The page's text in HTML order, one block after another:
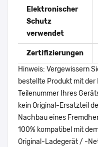
Elektronischer
Schutz
verwendet
Zertifizierungen
Hinweis: Vergewissern
bestellte Produkt mit der
Teilenummer Ihres
kein Original-Ersatzteil
Nachbau eines
100% kompatibel mit
Original-Ladegerät / -